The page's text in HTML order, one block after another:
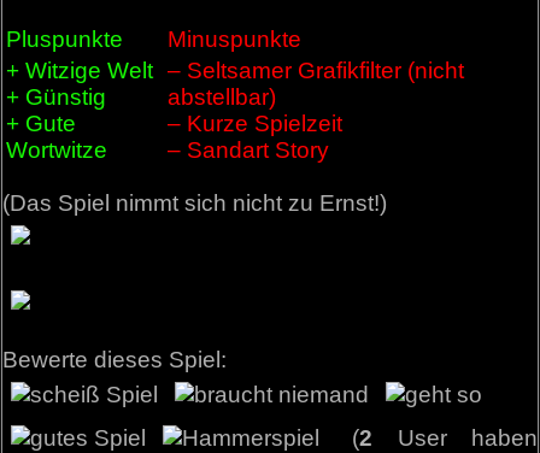
Pluspunkte
Minuspunkte
+ Witzige Welt
+ Günstig
+ Gute
Wortwitze
– Seltsamer Grafikfilter (nicht
abstellbar)
– Kurze Spielzeit
– Sandart Story
(Das Spiel nimmt sich nicht zu Ernst!)
Bewerte dieses Spiel:
(2 User haben